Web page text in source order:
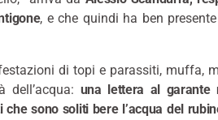
, e che quindi ha ben
di topi e parassiti, muffa,
una lettera al garante
sono soliti bere l’acqua del